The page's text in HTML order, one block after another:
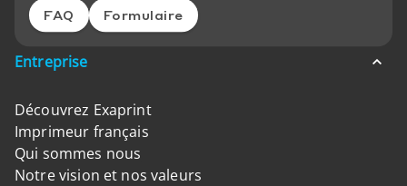
FAQ Formulaire
Entreprise
Découvrez Exaprint
Imprimeur français
Qui sommes nous
Notre vision et nos valeurs